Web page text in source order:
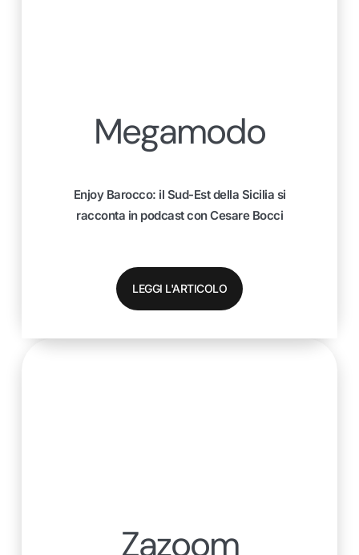
Megamodo
Enjoy Barocco: il Sud-Est della Sicilia si
racconta in podcast con Cesare Bocci
LEGGI L'ARTICOLO
Zazoom